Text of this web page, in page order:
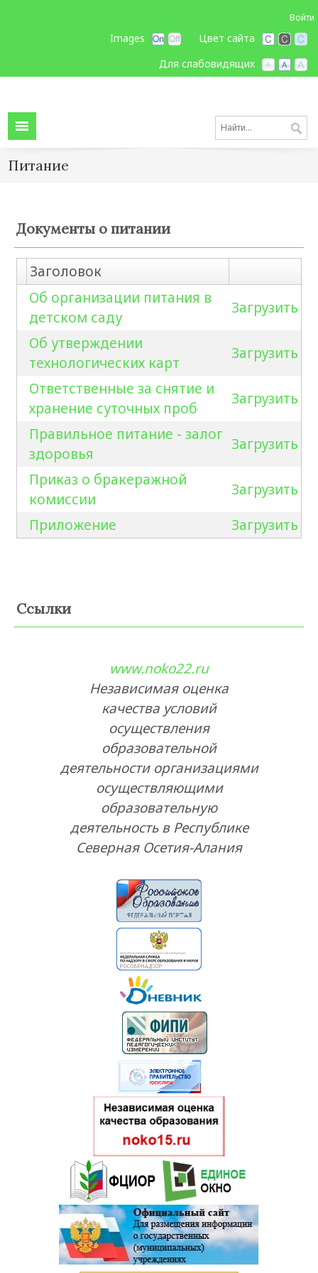
Войти
Цвет сайта
Images
Для слабовидящих
Питание
Документы о питании
Заголовок
Об организации питания в
детском саду
Загрузить
Об утверждении
технологических карт
Загрузить
Ответственные за снятие и
хранение суточных проб
Загрузить
Правильное питание - залог
здоровья
Загрузить
Приказ о бракеражной
комиссии
Загрузить
Приложение
Загрузить
Ссылки
www.noko22.ru
Независимая оценка
качества условий
осуществления
образовательной
деятельности организациями
осуществляющими
образовательную
деятельность в Республике
Северная Осетия-Алания